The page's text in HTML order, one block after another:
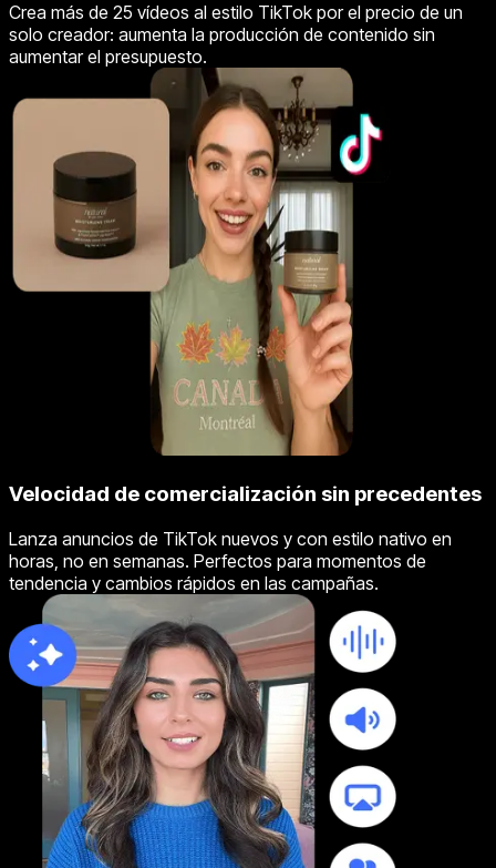
Crea más de 25 vídeos al estilo TikTok por el precio de un
solo creador: aumenta la producción de contenido sin
aumentar el presupuesto.
Velocidad de comercialización sin precedentes
Lanza anuncios de TikTok nuevos y con estilo nativo en
horas, no en semanas. Perfectos para momentos de
tendencia y cambios rápidos en las campañas.